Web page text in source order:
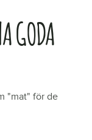
GODA
"mat" för de